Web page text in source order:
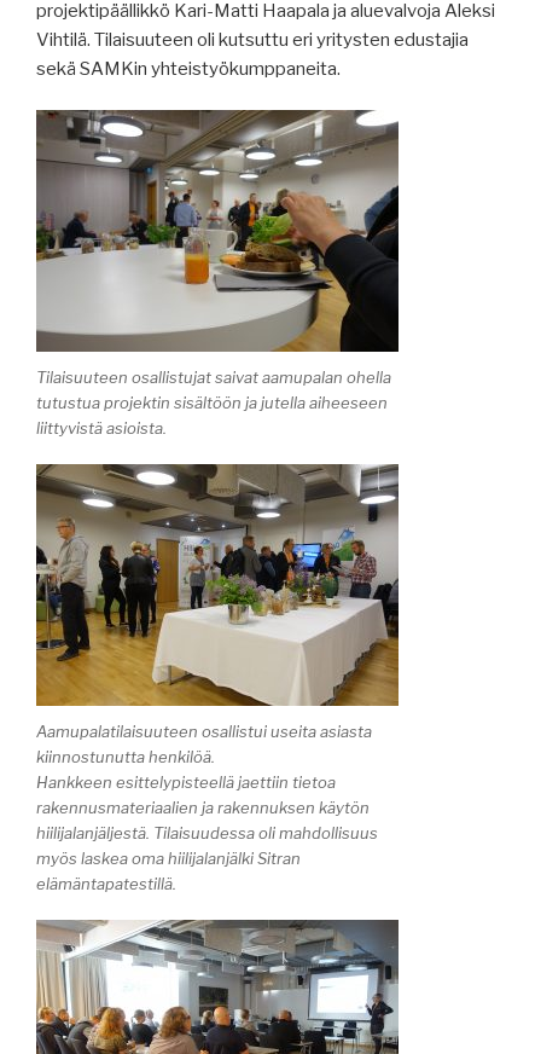
projektipäällikkö Kari-Matti Haapala ja aluevalvoja Aleksi
Vihtilä. Tilaisuuteen oli kutsuttu eri yritysten edustajia
sekä SAMKin yhteistyökumppaneita.
Tilaisuuteen osallistujat saivat aamupalan ohella
tutustua projektin sisältöön ja jutella aiheeseen
liittyvistä asioista.
Aamupalatilaisuuteen osallistui useita asiasta
kiinnostunutta henkilöä.
Hankkeen esittelypisteellä jaettiin tietoa
rakennusmateriaalien ja rakennuksen käytön
hiilijalanjäljestä. Tilaisuudessa oli mahdollisuus
myös laskea oma hiilijalanjälki Sitran
elämäntapatestillä.